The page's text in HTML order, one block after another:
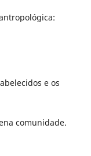
e os
comunidade.